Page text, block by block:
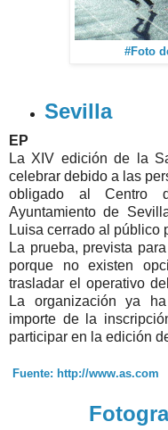
#Foto
Sevilla
EP
La XIV edición de la
celebrar debido a las
obligado al Centro
Ayuntamiento de
Luisa cerrado al público
La prueba, prevista
porque no existen
trasladar el operativo
La organización ya
importe de la
participar en la edición
Fuente: http://www.as.com